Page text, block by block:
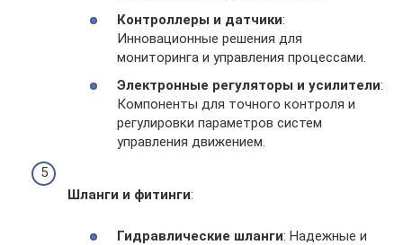
Контроллеры и датчики:
Инновационные решения для
мониторинга и управления процессами.
Электронные регуляторы и усилители:
Компоненты для точного контроля и
регулировки параметров систем
управления движением.
Шланги и фитинги:
Гидравлические шланги: Надежные и